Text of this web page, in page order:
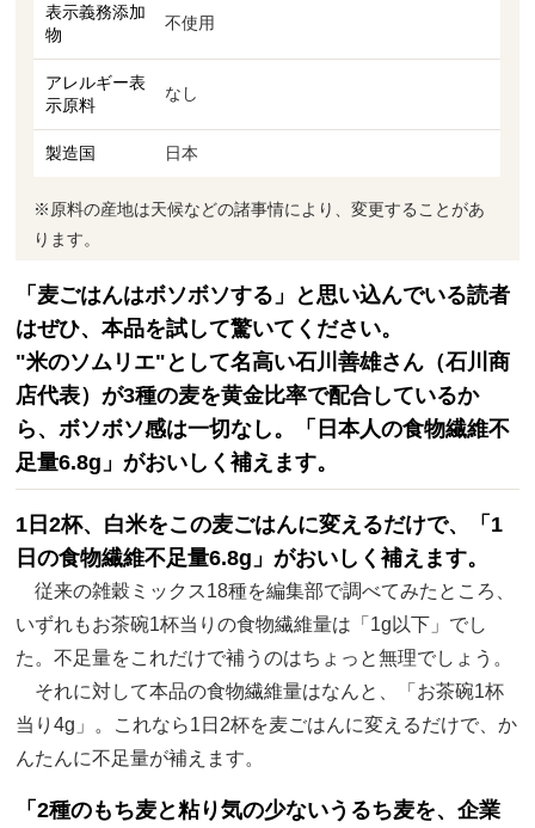
表示義務添加
物
不使用
アレルギー表
示原料
なし
製造国 日本
※原料の産地は天候などの諸事情により、変更することがあ
ります。
「麦ごはんはボソボソする」と思い込んでいる読者
はぜひ、本品を試して驚いてください。
"米のソムリエ"として名高い石川善雄さん（石川商
店代表）が3種の麦を黄金比率で配合しているか
ら、ボソボソ感は一切なし。「日本人の食物繊維不
足量6.8g」がおいしく補えます。
1日2杯、白米をこの麦ごはんに変えるだけで、「1
日の食物繊維不足量6.8g」がおいしく補えます。
従来の雑穀ミックス18種を編集部で調べてみたところ、
いずれもお茶碗1杯当りの食物繊維量は「1g以下」でし
た。不足量をこれだけで補うのはちょっと無理でしょう。
それに対して本品の食物繊維量はなんと、「お茶碗1杯
当り4g」。これなら1日2杯を麦ごはんに変えるだけで、か
んたんに不足量が補えます。
「2種のもち麦と粘り気の少ないうるち麦を、企業